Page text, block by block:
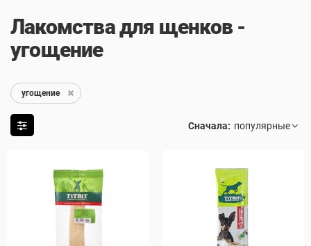
Лакомства для щенков -
угощение
угощение
Сначала: